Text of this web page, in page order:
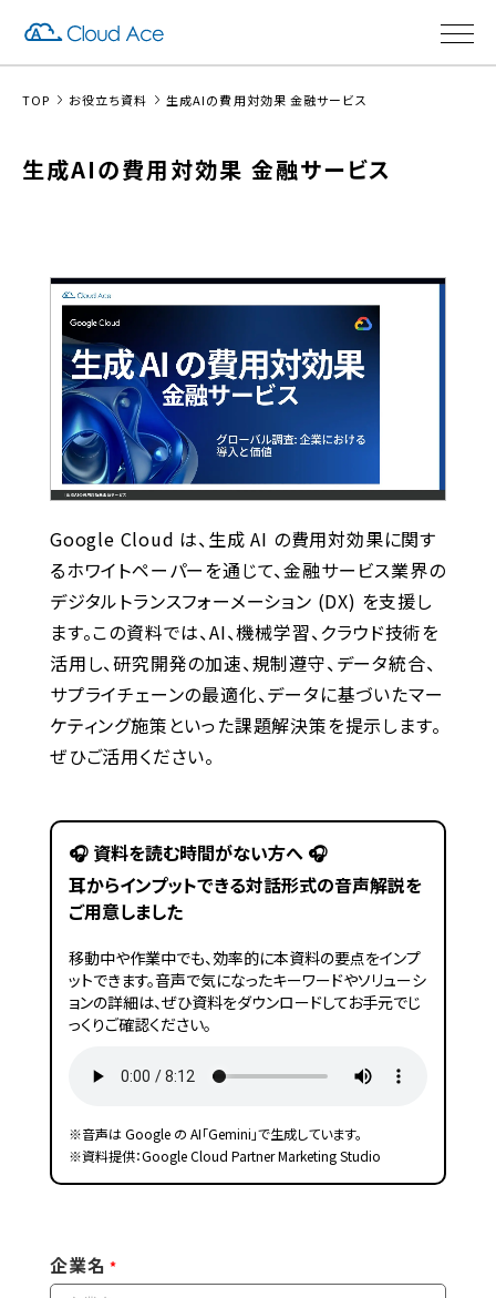
TOP お役立ち資料 生成AIの費用対効果 金融サービス
生成AIの費用対効果 金融サービス
Google Cloud は、生成 AI の費用対効果に関す
るホワイトペーパーを通じて、金融サービス業界の
デジタルトランスフォーメーション (DX) を支援し
ます。この資料では、AI、機械学習、クラウド技術を
活用し、研究開発の加速、規制遵守、データ統合、
サプライチェーンの最適化、データに基づいたマー
ケティング施策といった課題解決策を提示します。
ぜひご活用ください。
🎧️ 資料を読む時間がない方へ 🎧️
耳からインプットできる対話形式の音声解説を
ご用意しました
移動中や作業中でも、効率的に本資料の要点をインプ
ットできます。音声で気になったキーワードやソリューシ
ョンの詳細は、ぜひ資料をダウンロードしてお手元でじ
っくりご確認ください。
※音声は Google の AI「Gemini」で生成しています。
※資料提供：Google Cloud Partner Marketing Studio
企業名